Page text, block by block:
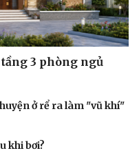
3 phòng ngủ
ở rể ra làm "vũ khí"
khi bơi?